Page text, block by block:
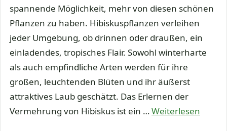
spannende Möglichkeit, mehr von diesen schönen
Pflanzen zu haben. Hibiskuspflanzen verleihen
jeder Umgebung, ob drinnen oder draußen, ein
einladendes, tropisches Flair. Sowohl winterharte
als auch empfindliche Arten werden für ihre
großen, leuchtenden Blüten und ihr äußerst
attraktives Laub geschätzt. Das Erlernen der
Vermehrung von Hibiskus ist ein …Weiterlesen